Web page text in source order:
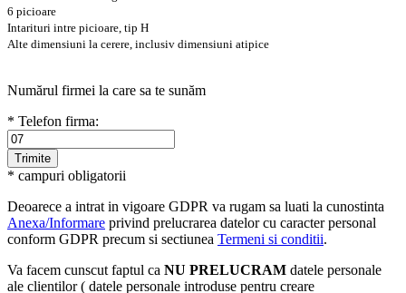
6 picioare
Intarituri intre picioare, tip H
Alte dimensiuni la cerere, inclusiv dimensiuni atipice
Numărul firmei la care sa te sunăm
* Telefon firma:
* campuri obligatorii
Deoarece a intrat in vigoare GDPR va rugam sa luati la cunostinta
Anexa/Informare privind prelucrarea datelor cu caracter personal
conform GDPR precum si sectiunea Termeni si conditii.
Va facem cunscut faptul ca NU PRELUCRAM datele personale
ale clientilor ( datele personale introduse pentru creare